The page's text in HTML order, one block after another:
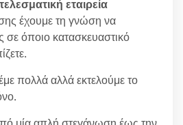
εταιρεία
έχουμε τη γνώση να
σε όποιο κατασκευαστικό
πολλά αλλά εκτελούμε το